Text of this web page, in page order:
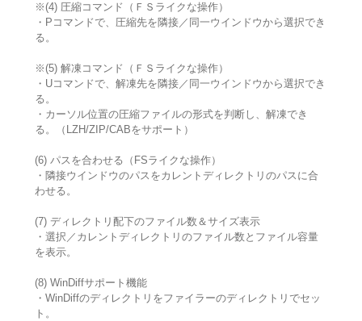
※(4) 圧縮コマンド（ＦＳライクな操作）
・Pコマンドで、圧縮先を隣接／同一ウインドウから選択でき
る。
※(5) 解凍コマンド（ＦＳライクな操作）
・Uコマンドで、解凍先を隣接／同一ウインドウから選択でき
る。
・カーソル位置の圧縮ファイルの形式を判断し、解凍でき
る。（LZH/ZIP/CABをサポート）
(6) パスを合わせる（FSライクな操作）
・隣接ウインドウのパスをカレントディレクトリのパスに合
わせる。
(7) ディレクトリ配下のファイル数＆サイズ表示
・選択／カレントディレクトリのファイル数とファイル容量
を表示。
(8) WinDiffサポート機能
・WinDiffのディレクトリをファイラーのディレクトリでセッ
ト。